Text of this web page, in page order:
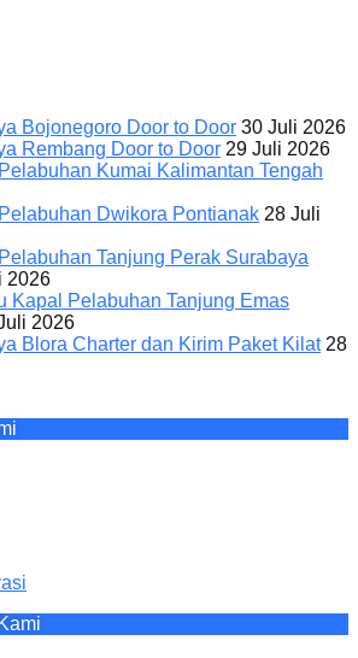
Bojonegoro Door to Door 30 Juli 2026
Rembang Door to Door 29 Juli 2026
Kumai Kalimantan Tengah
Dwikora Pontianak 28 Juli
Tanjung Perak Surabaya
2026
Kapal Pelabuhan Tanjung Emas
2026
Blora Charter dan Kirim Paket Kilat 28